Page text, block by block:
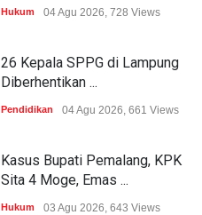
Hukum 04 Agu 2026, 728 Views
26 Kepala SPPG di Lampung
Diberhentikan ...
Pendidikan 04 Agu 2026, 661 Views
Kasus Bupati Pemalang, KPK
Sita 4 Moge, Emas ...
Hukum 03 Agu 2026, 643 Views